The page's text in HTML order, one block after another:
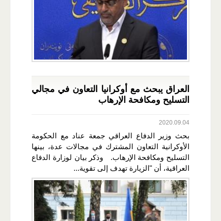
العراق يبحث مع أوكرانيا التعاون في مجالي
التسليح ومكافحة الإرهاب
2020.09.04
بحث وزير الدفاع العراقي جمعة عناد مع الحكومة
الأوكرانية التعاون المشترك في مجالات عدة، بينها
التسليح ومكافحة الإرهاب. وذكر بيان لوزارة الدفاع
العراقية، أن "الزيارة تهدف إلى تقوية...